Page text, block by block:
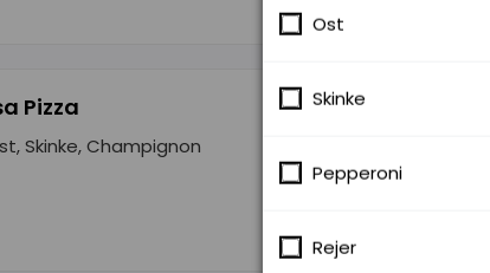
Pizza
Skinke, Champignon
Ost
Skinke
Pepperoni
Rejer